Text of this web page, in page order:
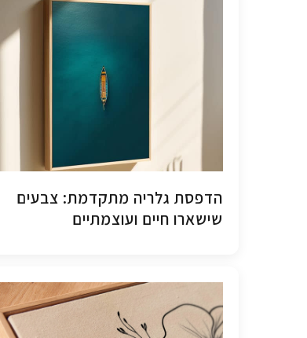
הדפסת גלריה מתקדמת: צבעים
שישארו חיים ועוצמתיים